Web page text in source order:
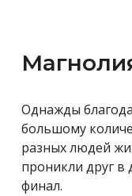
Однажды
большому
разных людей
проникли друг в
финал.